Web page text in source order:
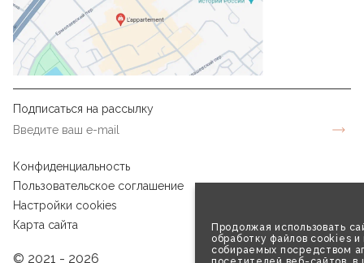
Продолжая использовать
обработку файлов cookies и
собираемых посредством
Подписаться на рассылку
Конфиденциальность
Пользовательское соглашение
Настройки cookies
Карта сайта
© 2021 - 2026